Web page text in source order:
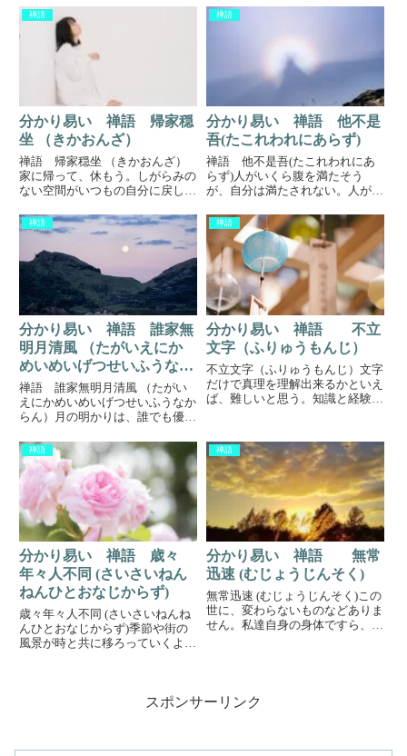
禅語
分かり易い 禅語 帰家穏
坐 （きかおんざ）
禅語 帰家穏坐 （きかおんざ）
家に帰って、休もう。しがらみの
ない空間がいつもの自分に戻して
あれば人に優しく出来る。どんな
にイライラしている人も、それは
余裕がないだけ。ゆっくりする事
で、イライラする心はどこかに
い...
禅語
分かり易い 禅語 他不是
吾(たこれわれにあらず)
禅語 他不是吾(たこれわれにあ
らず)人がいくら腹を満たそう
が、自分は満たされない。人がい
につかない。自身の事は、自身が
やらないと何も変わらない。私の
代わりは、私道元禅師が中国に渡
った時に、年老いた典座(料理
係、...
禅語
分かり易い 禅語 誰家無
明月清風 （たがいえにか
めいめいげつせいふうなか
らん）
禅語 誰家無明月清風 （たがい
えにかめいめいげつせいふうなか
らん）月の明かりは、誰でも優し
誰にでも吹いてくれる。どんな人
でも幸せになれる。でも、それに
気がつくかは、自分次第なんだ。
という意味の禅語です。平等こ
の...
禅語
分かり易い 禅語 不立
文字（ふりゅうもんじ）
不立文字（ふりゅうもんじ）文字
だけで真理を理解出来るかといえ
ば、難しいと思う。知識と経験が
葉です。経験「簡単だと思って、
やってみたけど出来なかった。」
教本や説明などを聞いていざ実
践...
禅語
分かり易い 禅語 歳々
年々人不同 (さいさいねん
ねんひとおなじからず)
歳々年々人不同 (さいさいねんね
んひとおなじからず)季節や街の
風景が時と共に移ろっていくよう
付きやすいかもしれないけれど、
禅語
分かり易い 禅語 無常
迅速 (むじょうじんそく)
無常迅速 (むじょうじんそく)この
世に、変わらないものなどありま
せん。私達自身の身体ですら、一
生を大切に歩むという事です...
スポンサーリンク